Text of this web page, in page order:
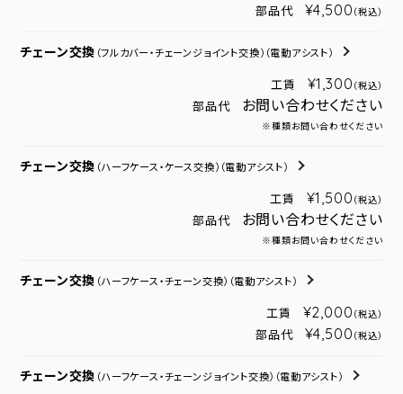
部品代 ¥4,500 （税込）
チェーン交換 （フルカバー・チェーンジョイント交換） （電動アシスト）
工賃 ¥1,300 （税込）
部品代 お問い合わせください
※種類お問い合わせください
チェーン交換 （ハーフケース・ケース交換） （電動アシスト）
工賃 ¥1,500 （税込）
部品代 お問い合わせください
※種類お問い合わせください
チェーン交換 （ハーフケース・チェーン交換） （電動アシスト）
工賃 ¥2,000 （税込）
部品代 ¥4,500 （税込）
チェーン交換 （ハーフケース・チェーンジョイント交換） （電動アシスト）